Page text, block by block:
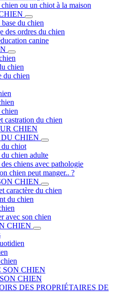
ou un chiot à la maison
du chien
des ordres du chien
canine
chien
du chien
castration du chien
CHIEN
CHIEN
chiot
chien adulte
chiens avec pathologie
chien peut manger.. ?
CHIEN
caractère du chien
du chien
avec son chien
CHIEN
SON CHIEN
CHIEN
DES PROPRIÉTAIRES DE